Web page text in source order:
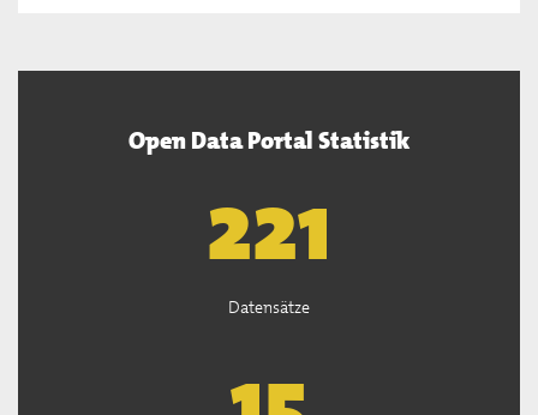
Open Data Portal Statistik
222
Datensätze